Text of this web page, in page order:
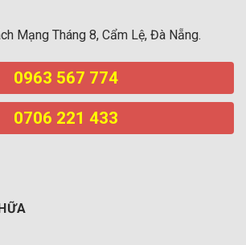
Mạng Tháng 8, Cẩm Lệ, Đà Nẵng.
0963 567 774
0706 221 433